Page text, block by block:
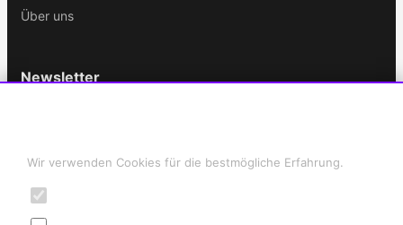
Über uns
Newsletter
E-
Adresse
Wir verwenden Cookies für die bestmögliche Erfahrung.